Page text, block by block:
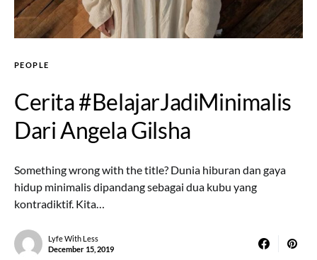
PEOPLE
Cerita #BelajarJadiMinimalis
Dari Angela Gilsha
Something wrong with the title? Dunia hiburan dan gaya
hidup minimalis dipandang sebagai dua kubu yang
kontradiktif. Kita…
Lyfe With Less
December 15, 2019